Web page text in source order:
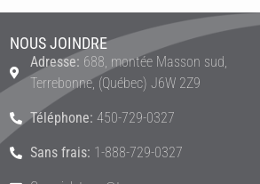
NOUS JOINDRE
Adresse: 688, montée Masson sud,
Terrebonne, (Québec) J6W 2Z9
Téléphone: 450-729-0327
Sans frais: 1-888-729-0327